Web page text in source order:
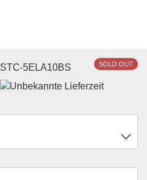
SOLD OUT
STC-5ELA10BS